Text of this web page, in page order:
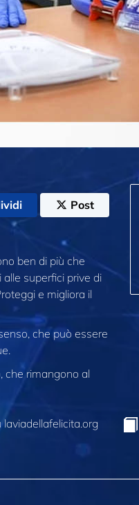
Post
ben di più che
superfici prive di
e migliora il
che può essere
che rimangono al